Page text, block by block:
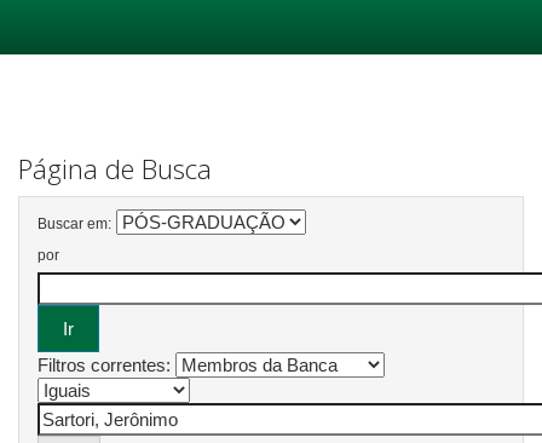
Página de Busca
Buscar em:
por
Filtros correntes: